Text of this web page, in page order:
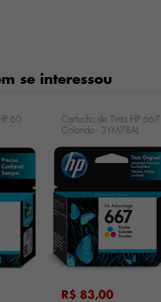
se interessou
60
Cartucho de Tinta HP 667
Colorido - 3YM78AL
R$ 83,00